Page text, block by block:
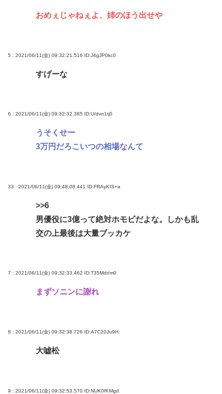
おめぇじゃねぇよ、姉のほう出せや
5 : 2021/06/11(金) 09:32:21.516 ID:J4gJP0kc0
すげーな
6 : 2021/06/11(金) 09:32:32.385 ID:U/dvn1tj0
うそくせー
3万円だろこいつの相場なんて
33 : 2021/06/11(金) 09:48:08.441 ID:FRAyKIS+a
>>6
男優役に3億って絶対ホモビだよな。しかも乱
交の上最後は大量ブッカケ
7 : 2021/06/11(金) 09:32:33.462 ID:T35Mdr/m0
まずソニンに謝れ
8 : 2021/06/11(金) 09:32:38.726 ID:A7C20Ju9H
大嘘松
9 : 2021/06/11(金) 09:32:53.570 ID:NUK0fKMgd